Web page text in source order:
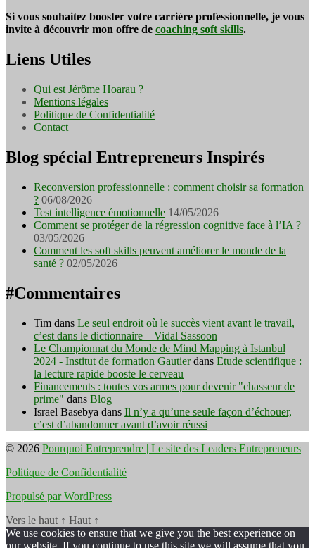
Si vous souhaitez booster votre carrière professionnelle, je vous
invite à découvrir mon offre de coaching soft skills.
Liens Utiles
Qui est Jérôme Hoarau ?
Mentions légales
Politique de Confidentialité
Contact
Blog spécial Entrepreneurs Inspirés
Reconversion professionnelle : comment choisir sa formation
? 06/08/2026
Test intelligence émotionnelle 14/05/2026
Comment se protéger de la régression cognitive face à l’IA ?
03/05/2026
Comment les soft skills peuvent améliorer le monde de la
santé ? 02/05/2026
#Commentaires
Tim dans Le seul endroit où le succès vient avant le travail,
c’est dans le dictionnaire – Vidal Sassoon
Le Championnat du Monde de Mind Mapping à Istanbul
2024 - Institut de formation Gautierdans Etude scientifique :
la lecture rapide booste le cerveau
Financements : toutes vos armes pour devenir "chasseur de
prime" dans Blog
Israel Basebya dans Il n’y a qu’une seule façon d’échouer,
c’est d’abandonner avant d’avoir réussi
© 2026 Pourquoi Entreprendre | Le site des Leaders Entrepreneurs
Politique de Confidentialité
Propulsé par WordPress
Vers le haut ↑ Haut ↑
We use cookies to ensure that we give you the best experience on
our website. If you continue to use this site we will assume that you